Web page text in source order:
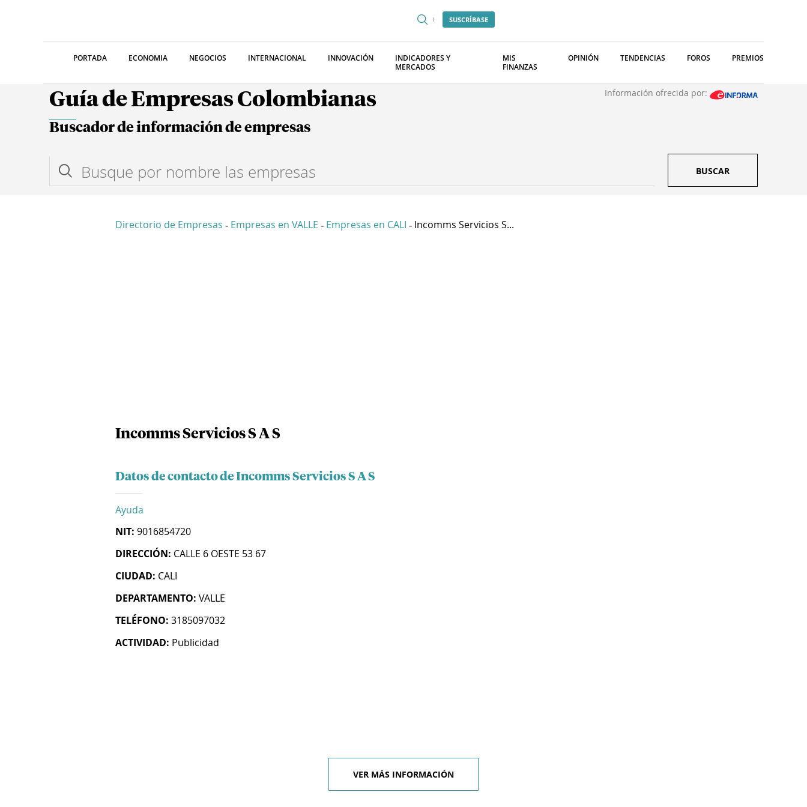
SUSCRÍBASE
PORTADA ECONOMIA NEGOCIOS INTERNACIONAL INNOVACIÓN
INDICADORES Y
MERCADOS
MIS
FINANZAS
OPINIÓN TENDENCIAS FOROS PREMIOS
Guía de Empresas Colombianas Información ofrecida por:
Buscador de información de empresas
BUSCAR
Directorio de Empresas - Empresas en VALLE - Empresas en CALI - Incomms Servicios S...
Incomms Servicios S A S
Datos de contacto de Incomms Servicios S A S
Ayuda
NIT: 9016854720
DIRECCIÓN: CALLE 6 OESTE 53 67
CIUDAD: CALI
DEPARTAMENTO: VALLE
TELÉFONO: 3185097032
ACTIVIDAD: Publicidad
VER MÁS INFORMACIÓN